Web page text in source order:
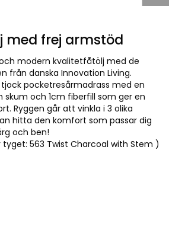
med frej armstöd
modern kvalitetfåtölj med de
från danska Innovation Living.
pocketresårmadrass med en
och 1cm fiberfill som ger en
Ryggen går att vinkla i 3 olika
hitta den komfort som passar dig
och ben!
563 Twist Charcoal with Stem )